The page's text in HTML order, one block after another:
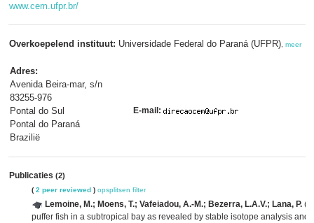
www.cem.ufpr.br/
Overkoepelend instituut: Universidade Federal do Paraná (UFPR) meer
Adres:
Avenida Beira-mar, s/n
83255-976
Pontal do Sul
Pontal do Paraná
Brazilië
E-mail:
Publicaties (2)
( 2 peer reviewed ) opsplitsen filter
Lemoine, M.; Moens, T.; Vafeiadou, A.-M.; Bezerra, L.A.V.; Lana, P.
puffer fish in a subtropical bay as revealed by stable isotope analysis